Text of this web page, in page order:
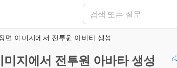
면 이미지에서 전투원 아바타 생성
지에서 전투원 아바타 생성